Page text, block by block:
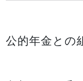
公的年金との